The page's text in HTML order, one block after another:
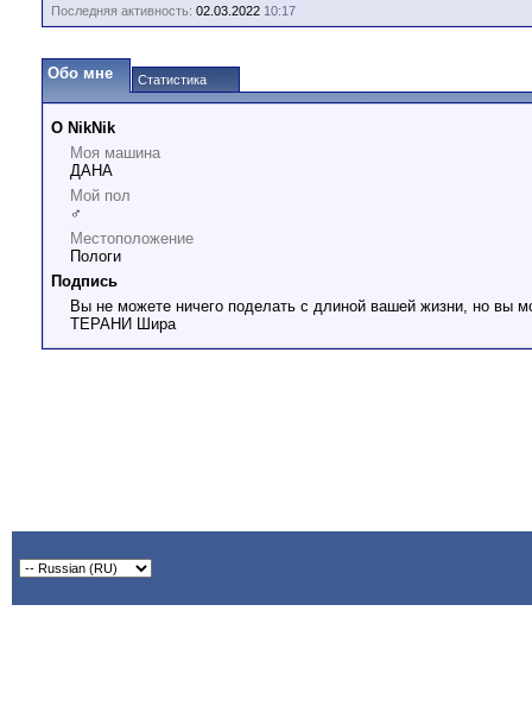
Последняя активность: 02.03.2022 10:17
Обо мне Статистика
О NikNik
Моя машина
ДАНА
Мой пол
♂
Местоположение
Пологи
Подпись
Вы не можете ничего поделать с длиной вашей жизни, но вы
ТЕРАНИ Шира